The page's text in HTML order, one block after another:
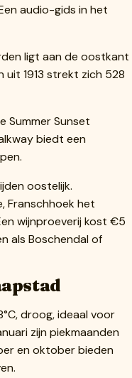
audio-gids in het
ligt aan de oostkant
uit 1913 strekt zich 528
Summer Sunset
biedt een
oostelijk.
Franschhoek het
wijnproeverij kost €5
als Boschendal of
droog, ideaal voor
zijn piekmaanden
en oktober bieden